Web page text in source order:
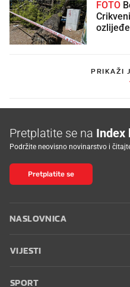
FOTO
PRIKAŽI
Pretplatite se na Index
Podržite neovisno novinarstvo i
Pretplatite se
NASLOVNICA
VIJESTI
SPORT